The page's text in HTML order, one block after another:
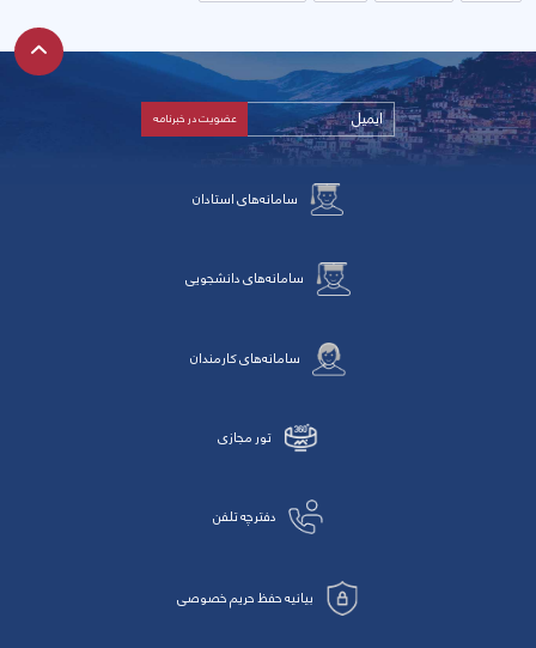
سامانه‌های استادان
سامانه‌های دانشجویی
سامانه‌های کارمندان
تور مجازی
دفترچه تلفن
بیانیه حفظ حریم خصوصی